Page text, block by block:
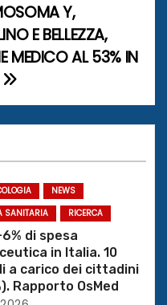
Y,
E BELLEZZA,
MEDICO AL 53% IN
NEWS
SANITARIA
RICERCA
di spesa
in Italia. 10
a carico dei cittadini
Rapporto OsMed